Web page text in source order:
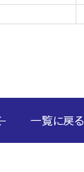
一覧に戻る